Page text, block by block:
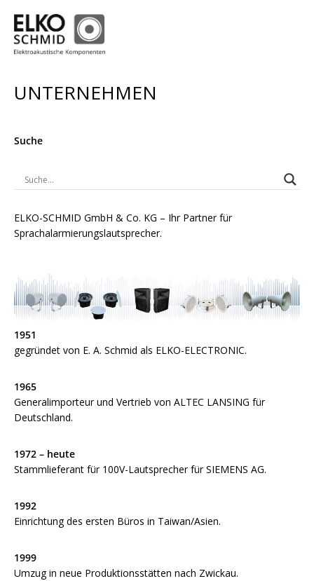
UNTERNEHMEN
ELKO-SCHMID GmbH & Co. KG – Ihr Partner für
Sprachalarmierungslautsprecher.
1951
gegründet von E. A. Schmid als ELKO-ELECTRONIC.
1965
Generalimporteur und Vertrieb von ALTEC LANSING für
Deutschland.
1972 – heute
Stammlieferant für 100V-Lautsprecher für SIEMENS AG.
1992
Einrichtung des ersten Büros in Taiwan/Asien.
1999
Umzug in neue Produktionsstätten nach Zwickau.
Suche